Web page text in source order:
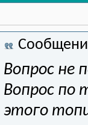
Вопрос не
Вопрос по
этого